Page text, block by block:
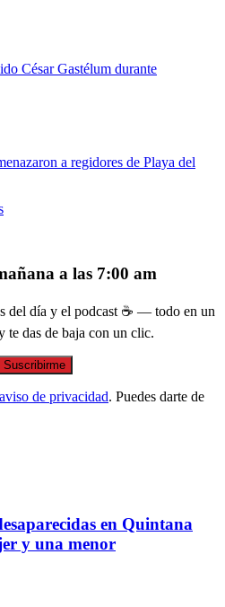
César Gastélum durante
a regidores de Playa del
a las 7:00 am
del día y el podcast ☕ — todo en un
te das de baja con un clic.
Suscribirme
aviso de privacidad. Puedes darte de
en Quintana
y una menor